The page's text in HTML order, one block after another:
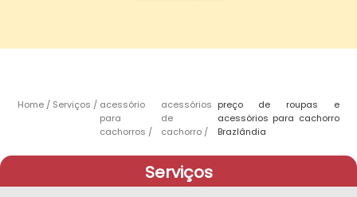
Home Serviços
acessório
para
cachorros
acessórios
de
cachorro
preço de roupas e
acessórios para cachorro
Brazlândia
Serviços